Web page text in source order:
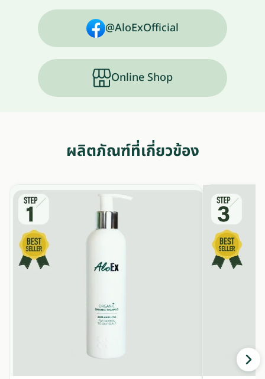
@AloExOfficial
Online Shop
ผลิตภัณฑ์ที่เกี่ยวข้อง